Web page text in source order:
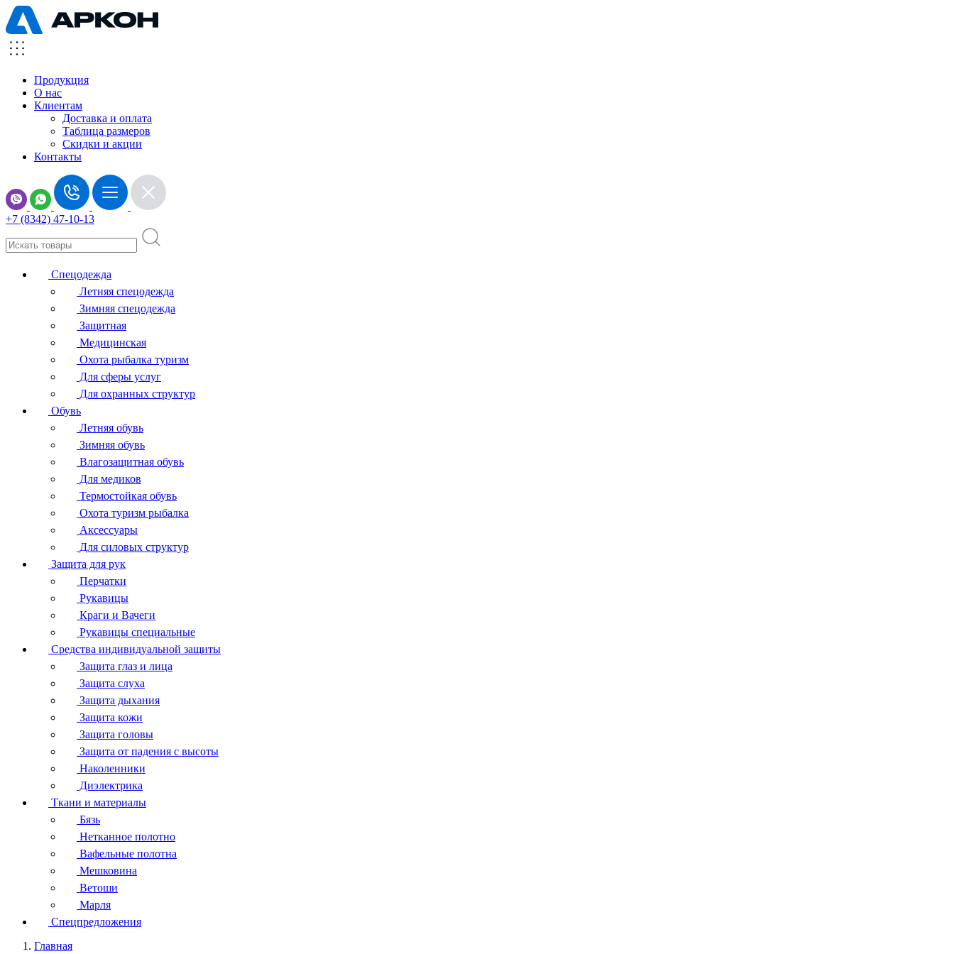
Продукция
О нас
Клиентам
Доставка и оплата
Таблица размеров
Скидки и акции
Контакты
+7 (8342) 47-10-13
Спецодежда
Летняя спецодежда
Зимняя спецодежда
Защитная
Медицинская
Охота рыбалка туризм
Для сферы услуг
Для охранных структур
Обувь
Летняя обувь
Зимняя обувь
Влагозащитная обувь
Для медиков
Термостойкая обувь
Охота туризм рыбалка
Аксессуары
Для силовых структур
Защита для рук
Перчатки
Рукавицы
Краги и Вачеги
Рукавицы специальные
Средства индивидуальной защиты
Защита глаз и лица
Защита слуха
Защита дыхания
Защита кожи
Защита головы
Защита от падения с высоты
Наколенники
Диэлектрика
Ткани и материалы
Бязь
Нетканное полотно
Вафельные полотна
Мешковина
Ветоши
Марля
Спецпредложения
Главная